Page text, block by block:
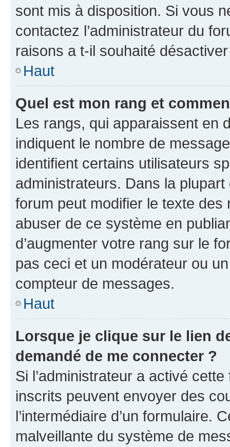
sont mis à disposition. Si vous
contactez l’administrateur du
raisons a t-il souhaité
Haut
Quel est mon rang et
Les rangs, qui apparaissent en
indiquent le nombre de
identifient certains utilisateurs
administrateurs. Dans la
forum peut modifier le texte
abuser de ce système en
d’augmenter votre rang sur le
pas ceci et un modérateur ou
compteur de messages.
Haut
Lorsque je clique sur le lien
demandé de me connecter ?
Si l’administrateur a activé
inscrits peuvent envoyer des
l’intermédiaire d’un formulaire.
malveillante du système de